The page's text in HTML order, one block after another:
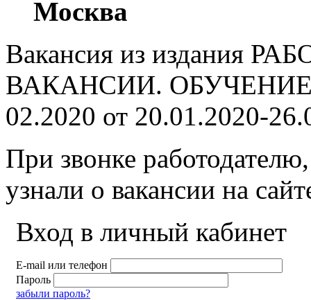
Москва
Вакансия из издания
ВАКАНСИИ.
02.2020 от 20.01.2020-
При звонке
узнали о вакансии на
Вход в личный кабинет
E-mail или телефон
Пароль
забыли пароль?